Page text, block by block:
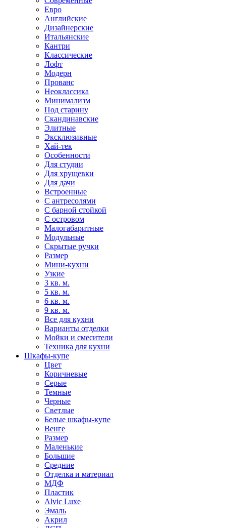
Евро
Английские
Дизайнерские
Итальянские
Кантри
Классические
Лофт
Модерн
Прованс
Неоклассика
Минимализм
Под старину
Скандинавские
Элитные
Эксклюзивные
Хай-тек
Особенности
Для студии
Для хрущевки
Для дачи
Встроенные
С антресолями
С барной стойкой
С островом
Малогабаритные
Модульные
Скрытые ручки
Размер
Мини-кухни
Узкие
3 кв. м.
5 кв. м.
6 кв. м.
9 кв. м.
Все для кухни
Варианты отделки
Мойки и смесители
Техника для кухни
Шкафы-купе
Цвет
Коричневые
Серые
Темные
Черные
Светлые
Белые шкафы-купе
Венге
Размер
Маленькие
Большие
Средние
Отделка и материал
МДФ
Пластик
Alvic Luxe
Эмаль
Акрил